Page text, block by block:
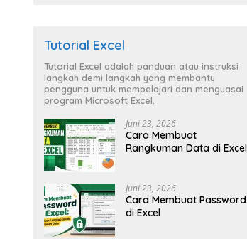
Tutorial Excel
Tutorial Excel adalah panduan atau instruksi
langkah demi langkah yang membantu
pengguna untuk mempelajari dan menguasai
program Microsoft Excel.
Juni 23, 2026
Cara Membuat
Rangkuman Data di Excel
Juni 23, 2026
Cara Membuat Password
di Excel